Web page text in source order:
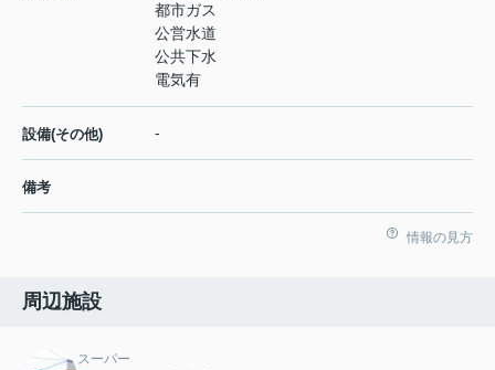
都市ガス
公営水道
公共下水
電気有
設備(その他) -
備考
情報の見方
周辺施設
スーパー